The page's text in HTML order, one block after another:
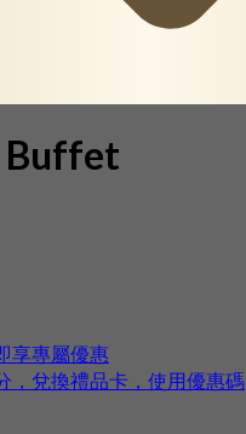
Buffet
享專屬優惠
，兌換禮品卡，使用優惠碼